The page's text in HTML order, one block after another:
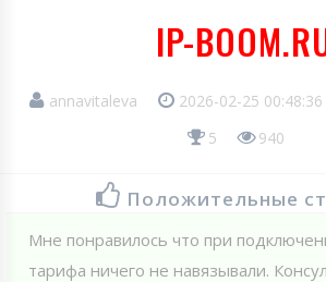
IP-
annavitaleva 2026-02-25 00:48:36
5
940
Положительные
Мне понравилось что при
тарифа ничего не навязывали.